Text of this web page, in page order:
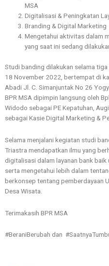
MSA
Digitalisasi & Peningkatan
Branding & Digital Marketing
Mengetahui aktivitas dalam
yang saat ini sedang
Studi banding dilakukan selama
18 November 2022, bertempat di
Abadi Jl. C. Simanjuntak No 26
BPR MSA dipimpin langsung oleh
Widodo sebagai PE Kepatuhan,
sebagai Kasie Digital Marketing &
Selama menjalani kegiatan studi
Triastra mendapatkan ilmu yang
digitalisasi dalam layanan bank baik
serta mengetahui lebih dalam
berkonsep tentang pemberdayaan
Desa Wisata.
Terimakasih BPR MSA
#BeraniBerubah dan